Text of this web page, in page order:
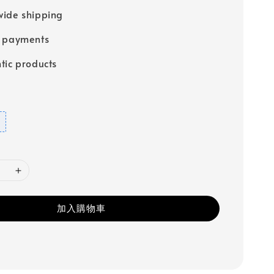
shipping
payments
products
加入購物車